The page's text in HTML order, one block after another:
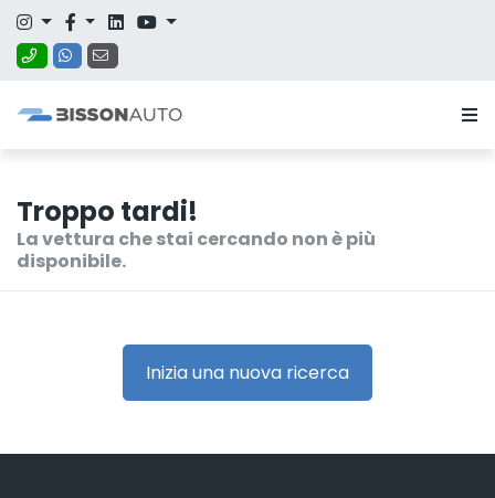
Troppo tardi!
La vettura che stai cercando non è più
disponibile.
Inizia una nuova ricerca